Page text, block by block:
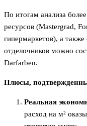
По итогам анализа
ресурсов (Mastergrad,
гипермаркетов), а
отделочников можно
Darfarben.
Плюсы,
Реальная
расход на м²